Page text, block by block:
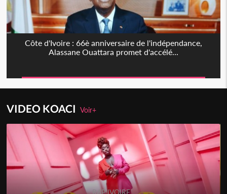
Côte d'Ivoire : 66è anniversaire de l'indépendance,
Alassane Ouattara promet d'accélé...
VIDEO KOACIVoir+